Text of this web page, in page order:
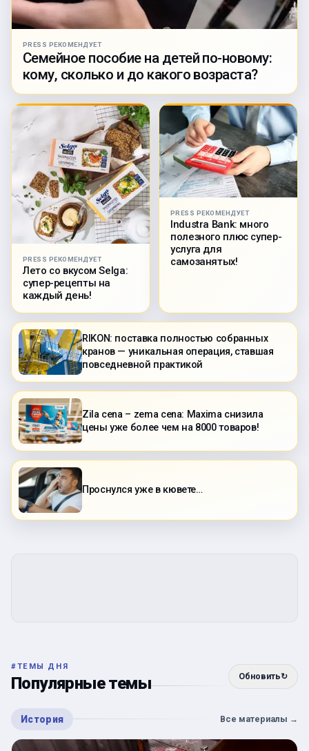
PRESS РЕКОМЕНДУЕТ
Семейное пособие на детей по-новому:
кому, сколько и до какого возраста?
PRESS РЕКОМЕНДУЕТ
Лето со вкусом Selga:
супер-рецепты на
каждый день!
PRESS РЕКОМЕНДУЕТ
Industra Bank: много
полезного плюс супер-
услуга для
самозанятых!
RIKON: поставка полностью собранных
кранов — уникальная операция, ставшая
повседневной практикой
Zila cena – zema cena: Maxima снизила
цены уже более чем на 8000 товаров!
Проснулся уже в кювете…
#ТЕМЫ ДНЯ
Популярные темы Обновить↻
История Все материалы →